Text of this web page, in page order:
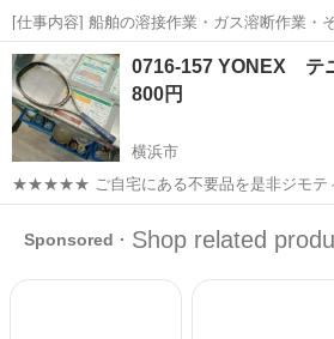
[仕事内容] 船舶の溶接作業・ガス溶断作業・その他
給1700円～2000円 [休日・休暇] 土・日 年末年始/お盆/GW等の大型連
休あ
神奈川 横浜市
0716-157 YONEX テ
800円
横浜市
★★★★★ ご自宅にある不要品を是非ジモテ
みしませんか？ 家電、趣味・スポーツ・レ
衣料服飾品、生活雑貨、家具、本、CD・
ち込めます！ ※詳細はこ...